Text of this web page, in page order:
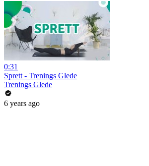
0:31
Sprett - Trenings Glede
Trenings Glede
6 years ago